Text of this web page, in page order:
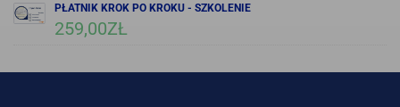
PŁATNIK KROK PO KROKU - SZKOLENIE
259,00ZŁ